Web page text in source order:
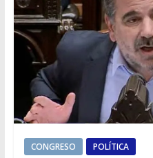
CONGRESO POLÍTICA